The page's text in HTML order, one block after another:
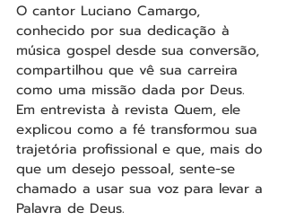
O cantor Luciano Camargo,
conhecido por sua dedicação à
música gospel desde sua conversão,
compartilhou que vê sua carreira
como uma missão dada por Deus.
Em entrevista à revista Quem, ele
explicou como a fé transformou sua
trajetória profissional e que, mais do
que um desejo pessoal, sente-se
chamado a usar sua voz para levar a
Palavra de Deus.